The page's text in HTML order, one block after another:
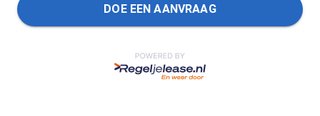
DOE EEN AANVRAAG